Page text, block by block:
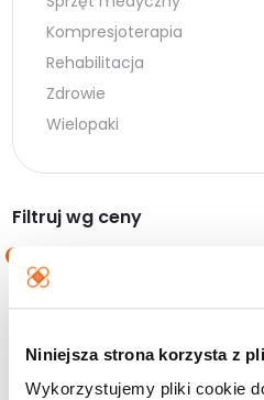
Niniejsza strona korzysta z
Wykorzystujemy pliki cookie
Kompresjoterapia
Rehabilitacja
Zdrowie
Wielopaki
Filtruj wg ceny
Filtruj